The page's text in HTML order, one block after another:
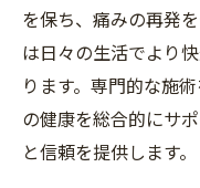
を保ち、痛みの再発
は日々の生活でより
ります。専門的な施
の健康を総合的にサ
と信頼を提供します。